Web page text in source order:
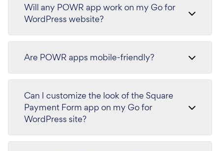
Will any POWR app work on my Go for
WordPress website?
Are POWR apps mobile-friendly?
Can I customize the look of the Square
Payment Form app on my Go for
WordPress site?